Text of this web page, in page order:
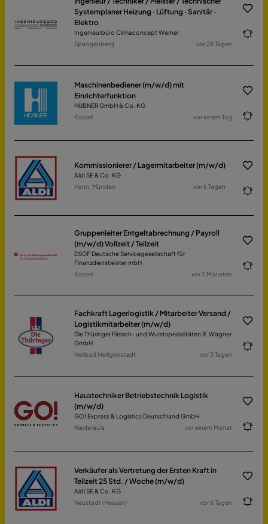
Systemplaner Heizung · Lüftung · Sanitär ·
Elektro
Ingenieurbüro Climaconcept Werner
Spangenberg
vor 28 Tagen
Maschinenbediener (m/w/d) mit
Einrichterfunktion
HÜBNER GmbH & Co. KG
Kassel
vor einem Tag
Kommissionierer / Lagermitarbeiter (m/w/d)
Aldi SE & Co. KG
Hann. Münden
vor 6 Tagen
Gruppenleiter Entgeltabrechnung / Payroll
(m/w/d) Vollzeit / Teilzeit
DSGF Deutsche Servicegesellschaft für
Finanzdienstleister mbH
Kassel
vor 2 Monaten
Fachkraft Lagerlogistik / Mitarbeiter Versand /
Logistikmitarbeiter (m/w/d)
Die Thüringer Fleisch- und Wurstspezialitäten R. Wagner
GmbH
Heilbad Heiligenstadt
vor 3 Tagen
Haustechniker Betriebstechnik Logistik
(m/w/d)
GO! Express & Logistics Deutschland GmbH
Niederaula
vor einem Monat
Verkäufer als Vertretung der Ersten Kraft in
Teilzeit 25 Std. / Woche (m/w/d)
Aldi SE & Co. KG
Neustadt (Hessen)
vor 6 Tagen